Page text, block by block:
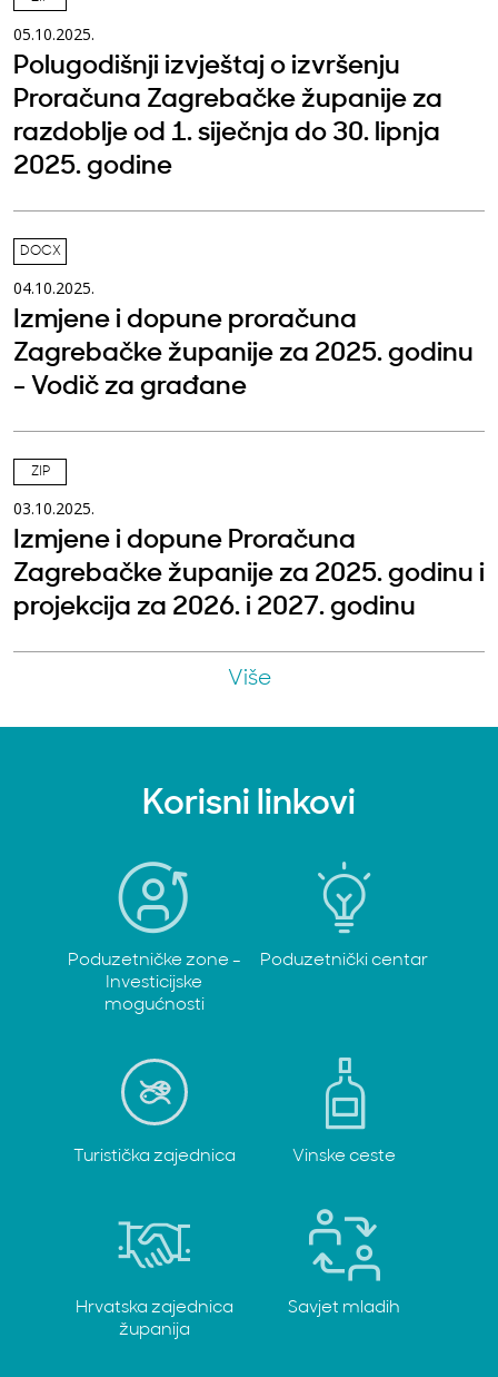
05.10.2025.
Polugodišnji izvještaj o izvršenju
Proračuna Zagrebačke županije za
razdoblje od 1. siječnja do 30. lipnja
2025. godine
DOCX
04.10.2025.
Izmjene i dopune proračuna
Zagrebačke županije za 2025. godinu
- Vodič za građane
ZIP
03.10.2025.
Izmjene i dopune Proračuna
Zagrebačke županije za 2025. godinu i
projekcija za 2026. i 2027. godinu
Više
Korisni linkovi
Poduzetničke zone -
Investicijske
mogućnosti
Poduzetnički centar
Turistička zajednica Vinske ceste
Hrvatska zajednica
županija
Savjet mladih